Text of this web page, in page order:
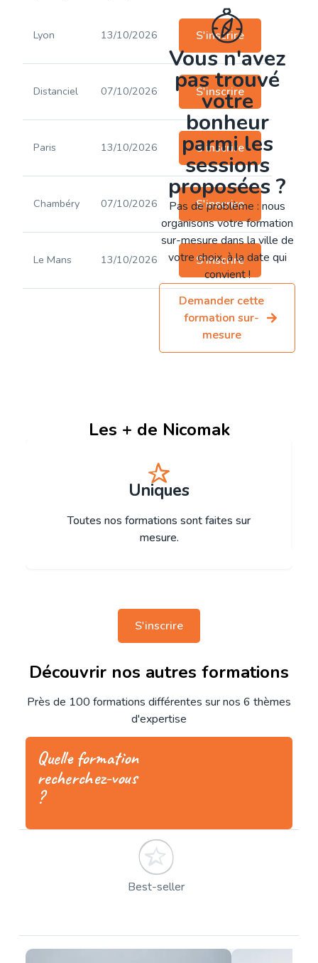
Lyon 13/10/2026 S'inscrire
Distanciel 07/10/2026 S'inscrire
Paris 13/10/2026 S'inscrire
Chambéry 07/10/2026 S'inscrire
Le Mans 13/10/2026 S'inscrire
Vous n'avez
pas trouvé
votre
bonheur
parmi les
sessions
proposées ?
Pas de problème : nous
organisons votre formation
sur-mesure dans la ville de
votre choix, à la date qui
convient !
Demander cette
formation sur-
mesure
Les + de Nicomak
Uniques
Toutes nos formations sont faites sur
mesure.
S'inscrire
Découvrir nos autres formations
Près de 100 formations différentes sur nos 6 thèmes
d'expertise
Quelle formation
recherchez-vous
?
Best-seller